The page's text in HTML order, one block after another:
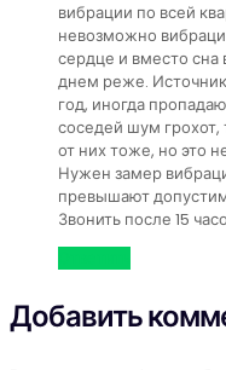
вибрации по всей
невозможно
сердце и вместо
днем реже.
год, иногда
соседей шум грохот,
от них тоже, но это
Нужен замер
превышают
Звонить после 15
Добавить